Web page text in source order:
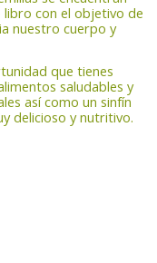
libro con el objetivo de
nuestro cuerpo y
que tienes
saludables y
así como un sinfín
delicioso y nutritivo.